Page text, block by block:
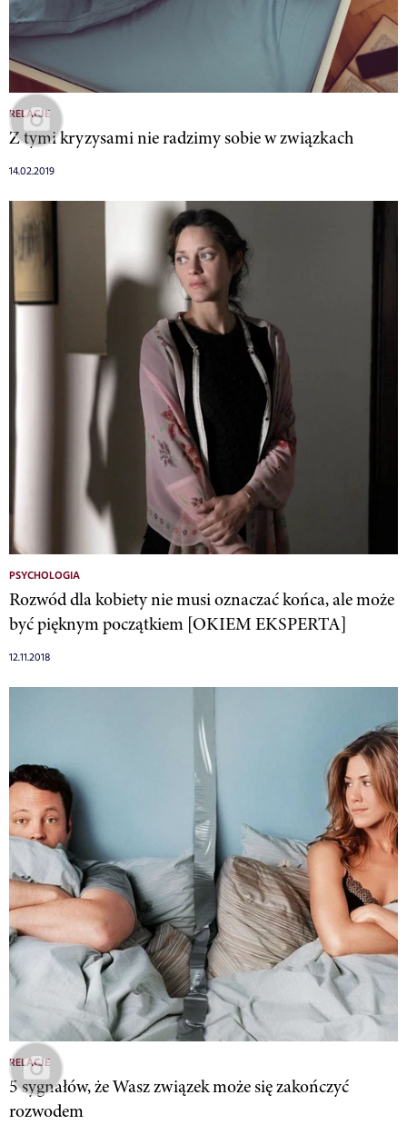
RELACJE
Z tymi kryzysami nie radzimy sobie w związkach
14.02.2019
PSYCHOLOGIA
Rozwód dla kobiety nie musi oznaczać końca, ale może
być pięknym początkiem [OKIEM EKSPERTA]
12.11.2018
RELACJE
5 sygnałów, że Wasz związek może się zakończyć
rozwodem